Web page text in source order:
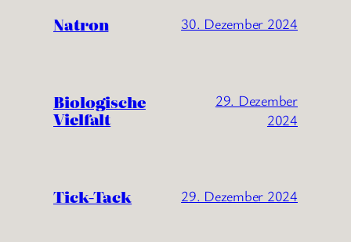
Natron 30. Dezember 2024
Biologische
Vielfalt
29. Dezember
2024
Tick-Tack 29. Dezember 2024